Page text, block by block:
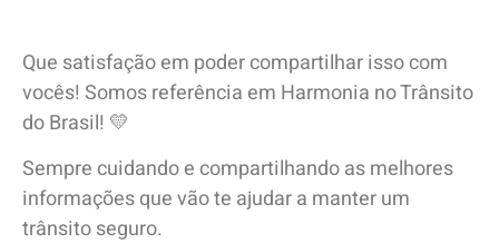
Que satisfação em poder compartilhar isso com
vocês! Somos referência em Harmonia no Trânsito
do Brasil! 💛
Sempre cuidando e compartilhando as melhores
informações que vão te ajudar a manter um
trânsito seguro.